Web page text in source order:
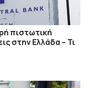
πιστωτική
στην Ελλάδα – Τι